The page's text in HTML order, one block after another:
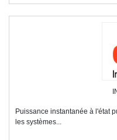
Puissance instantanée à l'état
les systèmes...